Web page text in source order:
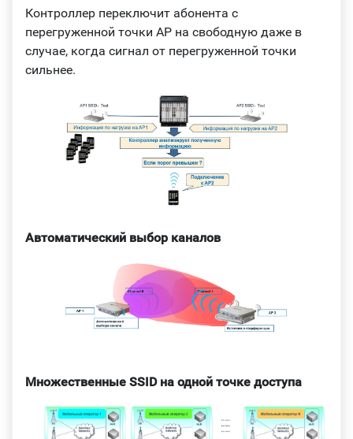
Контроллер переключит абонента с
перегруженной точки AP на свободную даже в
случае, когда сигнал от перегруженной точки
сильнее.
Автоматический выбор каналов
Множественные SSID на одной точке доступа